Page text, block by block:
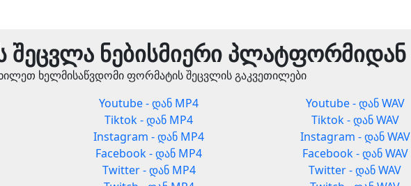
შეცვლა ნებისმიერი პლატფორმიდან
ხელმისაწვდომი ფორმატის შეცვლის გაკვეთილები
Youtube - დან MP4
Tiktok - დან MP4
Instagram - დან MP4
Facebook - დან MP4
Twitter - დან MP4
Youtube - დან WAV
Tiktok - დან WAV
Instagram - დან WAV
Facebook - დან WAV
Twitter - დან WAV